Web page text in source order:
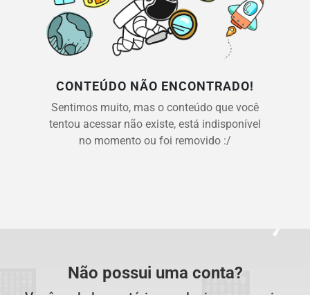
CONTEÚDO NÃO ENCONTRADO!
Sentimos muito, mas o conteúdo que você
tentou acessar não existe, está indisponível
no momento ou foi removido :/
Não possui uma conta?